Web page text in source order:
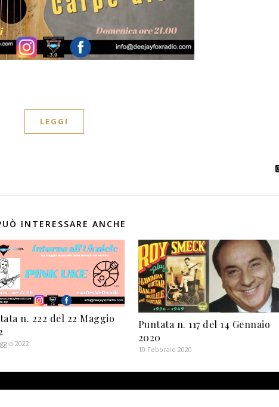
LEGGI
INTERESSARE ANCHE
n. 222 del 22 Maggio
2022
Puntata n. 117 del 14 Gennaio
2020
10 Febbraio 2020